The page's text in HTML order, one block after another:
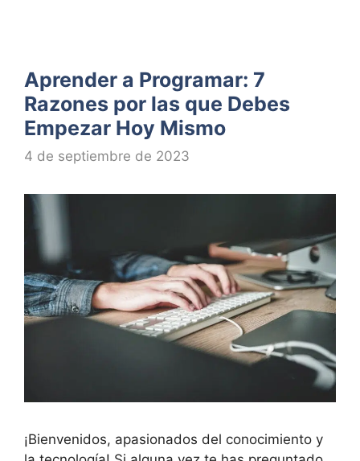
Aprender a Programar: 7
Razones por las que Debes
Empezar Hoy Mismo
4 de septiembre de 2023
¡Bienvenidos, apasionados del conocimiento y